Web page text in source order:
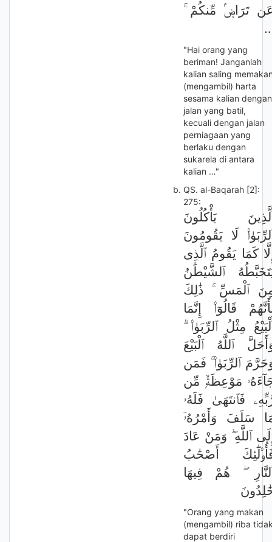
تَرَاضٍۢ مِّنكُمْ
"Hai orang yang
beriman! Janganlah
kalian saling
(mengambil) harta
sesama kalian dengan
jalan yang batil,
kecuali dengan jalan
perniagaan yang
berlaku dengan
sukarela di antara
kalian …"
QS. al-Baqarah [2]:
275:
يَأْكُلُونَ
لَا يَقُومُونَ
كَمَا يَقُومُ ٱلَّذِى
ٱلشَّيْطَٰنُ
ٱلْمَسِّ ۚ ذَٰلِكَ
قَالُوٓا۟ إِنَّمَا
مِثْلُ ٱلرِّبَوٰا۟
ٱللَّهُ ٱلْبَيْعَ
ٱلرِّبَوٰا۟ ۚ فَمَن
مَوْعِظَةٌۭ مِّن
فَٱنتَهَىٰ فَلَهُۥ
سَلَفَ وَأَمْرُهُۥٓ
ٱللَّهِ ۖ وَمَنْ عَادَ
أَصْحَٰبُ
هُمْ فِيهَا
"Orang yang makan
(mengambil) riba
dapat berdiri